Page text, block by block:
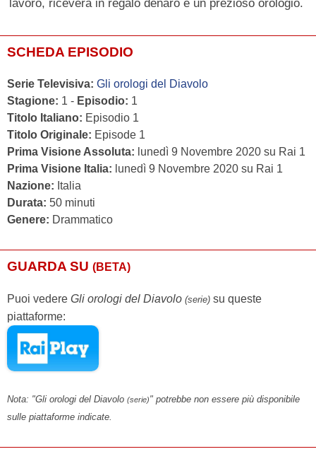
lavoro, riceverà in regalo denaro e un prezioso orologio.
SCHEDA EPISODIO
Serie Televisiva: Gli orologi del Diavolo
Stagione: 1 - Episodio: 1
Titolo Italiano: Episodio 1
Titolo Originale: Episode 1
Prima Visione Assoluta: lunedì 9 Novembre 2020 su Rai 1
Prima Visione Italia: lunedì 9 Novembre 2020 su Rai 1
Nazione: Italia
Durata: 50 minuti
Genere: Drammatico
GUARDA SU (BETA)
Puoi vedere Gli orologi del Diavolo (serie) su queste
piattaforme:
Nota: "Gli orologi del Diavolo (serie)" potrebbe non essere più disponibile
sulle piattaforme indicate.